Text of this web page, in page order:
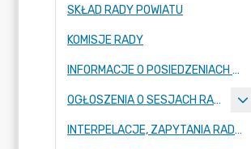
SKŁAD RADY POWIATU
KOMISJE RADY
INFORMACJE O POSIEDZENIACH KOMISJI
OGŁOSZENIA O SESJACH RADY POWIATU
INTERPELACJE, ZAPYTANIA RADNYCH